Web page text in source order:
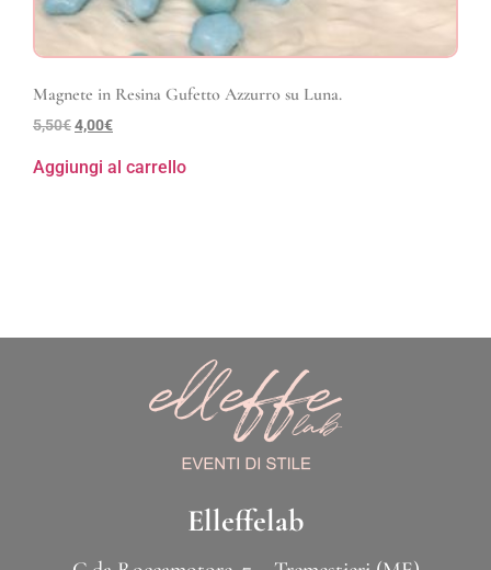
Magnete in Resina Gufetto Azzurro su Luna.
5,50€4,00€
Aggiungi al carrello
Elleffelab